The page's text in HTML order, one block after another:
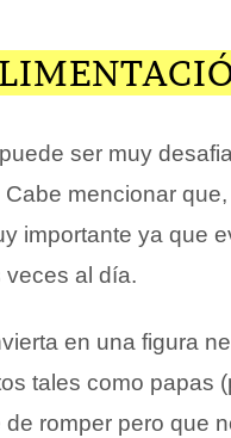
ser muy
mencionar
importante ya que
al día.
en una figura
tales como papas
romper pero que